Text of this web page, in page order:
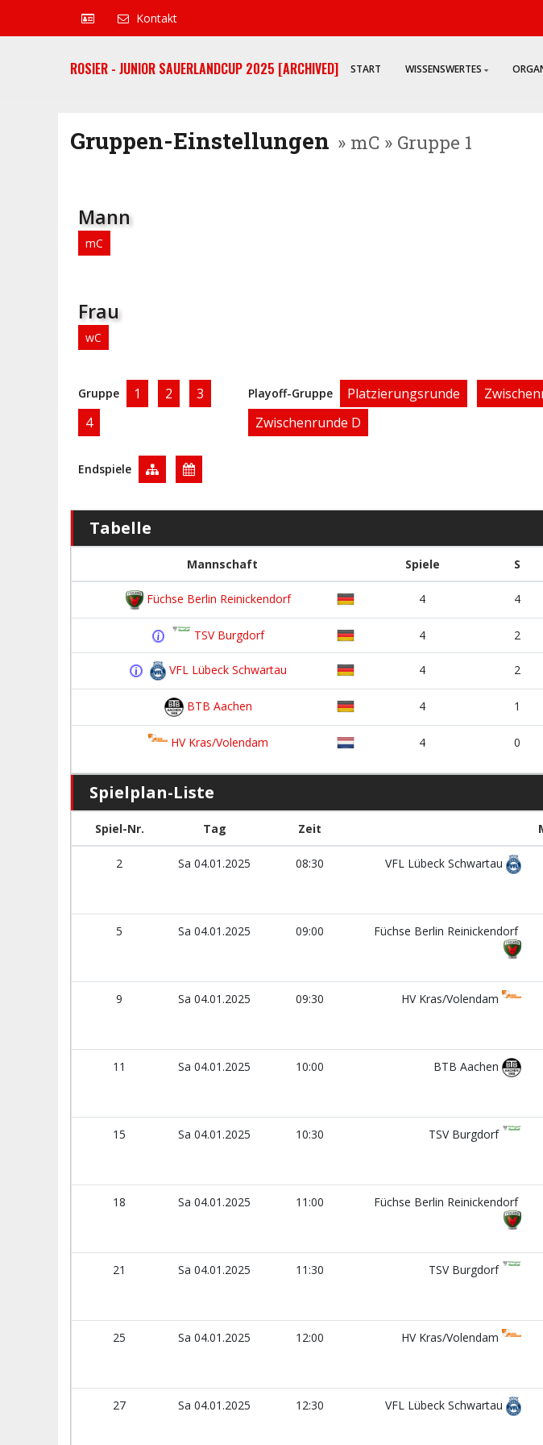
Kontakt
ROSIER - JUNIOR SAUERLANDCUP 2025 [ARCHIVED] START WISSENSWERTES
Gruppen-Einstellungen » mC » Gruppe 1
Mann
mC
Frau
wC
Gruppe 1 2
3
4
Playoff-Gruppe Platzierungsrunde
Zwischenrunde D
Endspiele
Tabelle
Mannschaft Spiele S
Füchse Berlin Reinickendorf 4 4
TSV Burgdorf 4 2
VFL Lübeck Schwartau 4 2
BTB Aachen 4 1
HV Kras/Volendam 4 0
Spielplan-Liste
Spiel-Nr. Tag Zeit
2 Sa 04.01.2025 08:30 VFL Lübeck Schwartau
5 Sa 04.01.2025 09:00 Füchse Berlin Reinickendorf
9 Sa 04.01.2025 09:30 HV Kras/Volendam
11 Sa 04.01.2025 10:00 BTB Aachen
15 Sa 04.01.2025 10:30 TSV Burgdorf
18 Sa 04.01.2025 11:00 Füchse Berlin Reinickendorf
21 Sa 04.01.2025 11:30 TSV Burgdorf
25 Sa 04.01.2025 12:00 HV Kras/Volendam
27 Sa 04.01.2025 12:30 VFL Lübeck Schwartau